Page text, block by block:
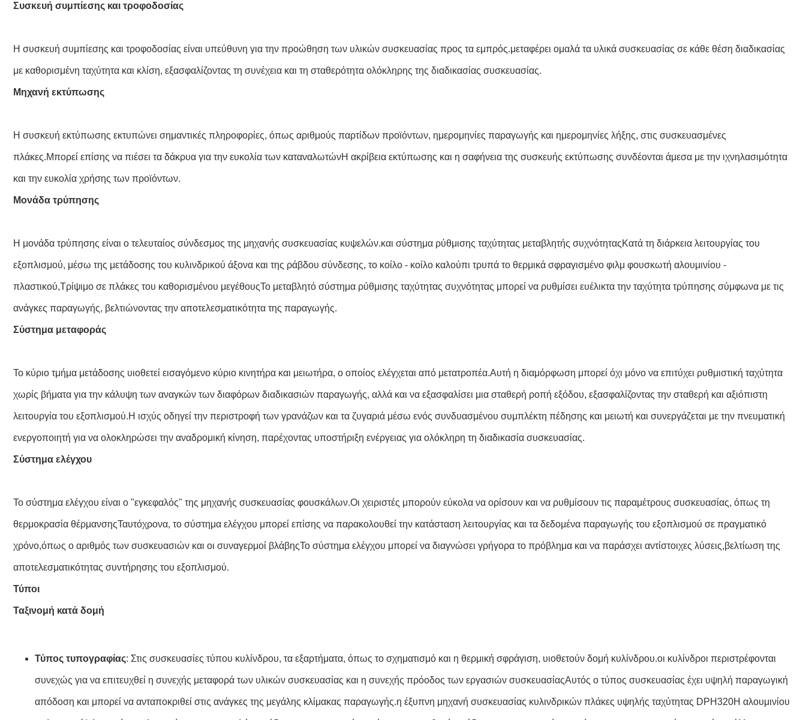
Συσκευή συμπίεσης και τροφοδοσίας
Η συσκευή συμπίεσης και τροφοδοσίας είναι υπεύθυνη για την προώθηση των υλικών συσκευασίας προς τα εμπρός.μεταφέρει ομαλά τα υλικά συσκευασίας σε κάθε θέση διαδικασίας
με καθορισμένη ταχύτητα και κλίση, εξασφαλίζοντας τη συνέχεια και τη σταθερότητα ολόκληρης της διαδικασίας συσκευασίας.
Μηχανή εκτύπωσης
Η συσκευή εκτύπωσης εκτυπώνει σημαντικές πληροφορίες, όπως αριθμούς παρτίδων προϊόντων, ημερομηνίες παραγωγής και ημερομηνίες λήξης, στις συσκευασμένες
πλάκες.Μπορεί επίσης να πιέσει τα δάκρυα για την ευκολία των καταναλωτώνΗ ακρίβεια εκτύπωσης και η σαφήνεια της συσκευής εκτύπωσης συνδέονται άμεσα με την ιχνηλασιμότητα
και την ευκολία χρήσης των προϊόντων.
Μονάδα τρύπησης
Η μονάδα τρύπησης είναι ο τελευταίος σύνδεσμος της μηχανής συσκευασίας κυψελών.και σύστημα ρύθμισης ταχύτητας μεταβλητής συχνότηταςΚατά τη διάρκεια λειτουργίας του
εξοπλισμού, μέσω της μετάδοσης του κυλινδρικού άξονα και της ράβδου σύνδεσης, το κοίλο - κοίλο καλούπι τρυπά το θερμικά σφραγισμένο φιλμ φουσκωτή αλουμινίου -
πλαστικού,Τρίψιμο σε πλάκες του καθορισμένου μεγέθουςΤο μεταβλητό σύστημα ρύθμισης ταχύτητας συχνότητας μπορεί να ρυθμίσει ευέλικτα την ταχύτητα τρύπησης σύμφωνα με τις
ανάγκες παραγωγής, βελτιώνοντας την αποτελεσματικότητα της παραγωγής.
Σύστημα μεταφοράς
Το κύριο τμήμα μετάδοσης υιοθετεί εισαγόμενο κύριο κινητήρα και μειωτήρα, ο οποίος ελέγχεται από μετατροπέα.Αυτή η διαμόρφωση μπορεί όχι μόνο να επιτύχει ρυθμιστική ταχύτητα
χωρίς βήματα για την κάλυψη των αναγκών των διαφόρων διαδικασιών παραγωγής, αλλά και να εξασφαλίσει μια σταθερή ροπή εξόδου, εξασφαλίζοντας την σταθερή και αξιόπιστη
λειτουργία του εξοπλισμού.Η ισχύς οδηγεί την περιστροφή των γρανάζων και τα ζυγαριά μέσω ενός συνδυασμένου συμπλέκτη πέδησης και μειωτή και συνεργάζεται με την πνευματική
ενεργοποιητή για να ολοκληρώσει την αναδρομική κίνηση, παρέχοντας υποστήριξη ενέργειας για ολόκληρη τη διαδικασία συσκευασίας.
Σύστημα ελέγχου
Το σύστημα ελέγχου είναι ο "εγκεφαλός" της μηχανής συσκευασίας φουσκάλων.Οι χειριστές μπορούν εύκολα να ορίσουν και να ρυθμίσουν τις παραμέτρους συσκευασίας, όπως τη
θερμοκρασία θέρμανσηςΤαυτόχρονα, το σύστημα ελέγχου μπορεί επίσης να παρακολουθεί την κατάσταση λειτουργίας και τα δεδομένα παραγωγής του εξοπλισμού σε πραγματικό
χρόνο,όπως ο αριθμός των συσκευασιών και οι συναγερμοί βλάβηςΤο σύστημα ελέγχου μπορεί να διαγνώσει γρήγορα το πρόβλημα και να παράσχει αντίστοιχες λύσεις,βελτίωση της
αποτελεσματικότητας συντήρησης του εξοπλισμού.
Τύποι
Ταξινομή κατά δομή
Τύπος τυπογραφίας: Στις συσκευασίες τύπου κυλίνδρου, τα εξαρτήματα, όπως το σχηματισμό και η θερμική σφράγιση, υιοθετούν δομή κυλίνδρου.οι κυλίνδροι περιστρέφονται
συνεχώς για να επιτευχθεί η συνεχής μεταφορά των υλικών συσκευασίας και η συνεχής πρόοδος των εργασιών συσκευασίαςΑυτός ο τύπος συσκευασίας έχει υψηλή παραγωγική
απόδοση και μπορεί να ανταποκριθεί στις ανάγκες της μεγάλης κλίμακας παραγωγής.η έξυπνη μηχανή συσκευασίας κυλινδρικών πλάκες υψηλής ταχύτητας DPH320H αλουμινίου